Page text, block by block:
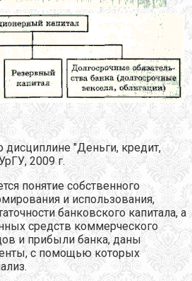
дисциплине "Деньги, кредит,
2009 г.
понятие собственного
и использования,
банковского капитала, а
средств коммерческого
и прибыли банка, даны
с помощью которых